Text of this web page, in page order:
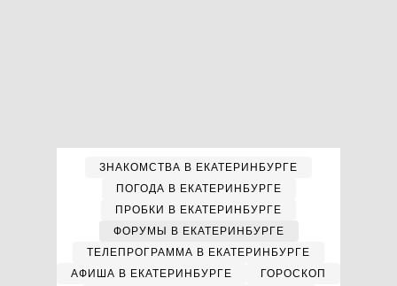
ЗНАКОМСТВА В ЕКАТЕРИНБУРГЕ
ПОГОДА В ЕКАТЕРИНБУРГЕ
ПРОБКИ В ЕКАТЕРИНБУРГЕ
ФОРУМЫ В ЕКАТЕРИНБУРГЕ
ТЕЛЕПРОГРАММА В ЕКАТЕРИНБУРГЕ
АФИША В ЕКАТЕРИНБУРГЕ
ГОРОСКОП